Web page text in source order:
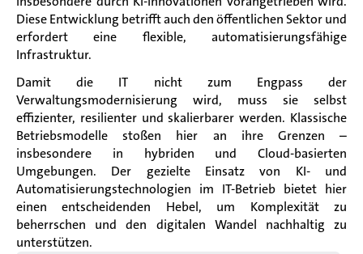
Diese Entwicklung betrifft auch den öffentlichen Sektor und
erfordert eine flexible, automatisierungsfähige
Infrastruktur.
Damit die IT nicht zum Engpass der
Verwaltungsmodernisierung wird, muss sie selbst
effizienter, resilienter und skalierbarer werden. Klassische
Betriebsmodelle stoßen hier an ihre Grenzen –
insbesondere in hybriden und Cloud-basierten
Umgebungen. Der gezielte Einsatz von KI- und
Automatisierungstechnologien im IT-Betrieb bietet hier
einen entscheidenden Hebel, um Komplexität zu
beherrschen und den digitalen Wandel nachhaltig zu
unterstützen.